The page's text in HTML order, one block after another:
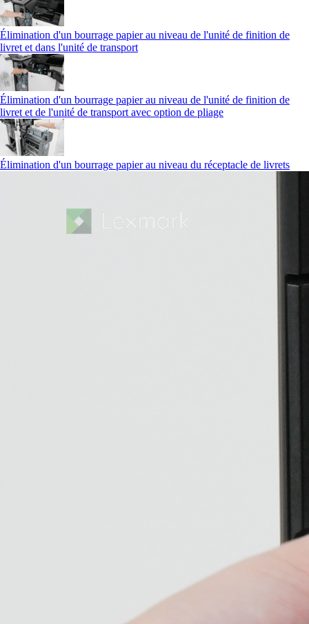
Élimination d'un bourrage papier au niveau de l'unité de finition de
livret et dans l'unité de transport
Élimination d'un bourrage papier au niveau de l'unité de finition de
livret et de l'unité de transport avec option de pliage
Élimination d'un bourrage papier au niveau du réceptacle de livrets